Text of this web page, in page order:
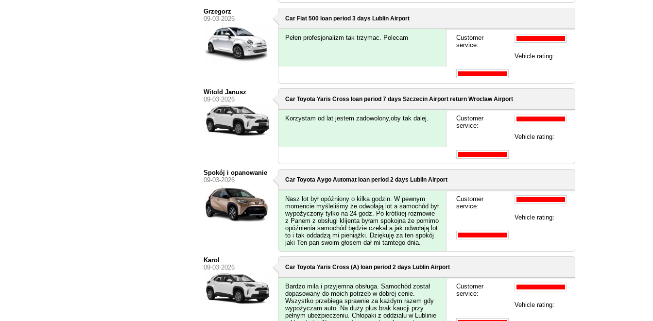
Grzegorz
09-03-2026
Car Fiat 500 loan period 3 days Lublin Airport
Pełen profesjonalizm tak trzymac. Polecam
Customer
service:
Vehicle rating:
Witold Janusz
09-03-2026
Car Toyota Yaris Cross loan period 7 days Szczecin Airport return Wroclaw Airport
Korzystam od lat jestem zadowolony,oby tak dalej.
Customer
service:
Vehicle rating:
Spokój i opanowanie
09-03-2026
Car Toyota Aygo Automat loan period 2 days Lublin Airport
Nasz lot był opóźniony o kilka godzin. W pewnym
momencie myśleliśmy że odwołają lot a samochód był
wypożyczony tylko na 24 godz. Po krótkiej rozmowie
z Panem z obsługi klijenta byłam spokojna że pomimo
opóźnienia samochód będzie czekał a jak odwołają lot
to i tak oddadzą mi pieniążki. Dziękuję za ten spokój
jaki Ten pan swoim głosem dał mi tamtego dnia.
Customer
service:
Vehicle rating:
Karol
09-03-2026
Car Toyota Yaris Cross (A) loan period 2 days Lublin Airport
Bardzo mila i przyjemna obsługa. Samochód został
dopasowany do moich potrzeb w dobrej cenie.
Wszystko przebiega sprawnie za każdym razem gdy
wypożyczam auto. Na duży plus brak kaucji przy
pełnym ubezpieczeniu. Chłopaki z oddziału w Lublinie
Customer
service:
Vehicle rating: